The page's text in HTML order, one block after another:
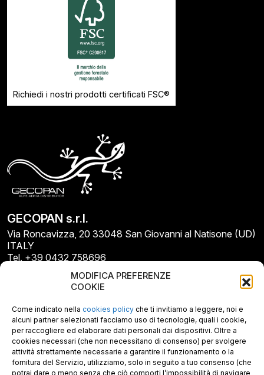
MODIFICA PREFERENZE
COOKIE
Come indicato nella cookies policy che ti invitiamo a leggere, noi e
alcuni partner selezionati facciamo uso di tecnologie, quali i cookie,
per raccogliere ed elaborare dati personali dai dispositivi. Oltre a
cookies necessari (che non necessitano di consenso) per svolgere
attività strettamente necessarie a garantire il funzionamento o la
fornitura del Servizio, utilizziamo, solo in seguito a tuo consenso (che
potrai dare o meno senza che ciò comporti l’impossibilità di navigare
Richiedi i nostri prodotti certificati FSC®
GECOPAN s.r.l.
Via Roncavizza, 20 33048 San Giovanni al Natisone (UD)
ITALY
Tel. +39 0432 758696
E-mail: info@gecopan.it
E-mail PEC: gecopan@pec.it
P.I. E C.F. 02487660306
N. REA UD 264834
Capitale sociale € 30.000